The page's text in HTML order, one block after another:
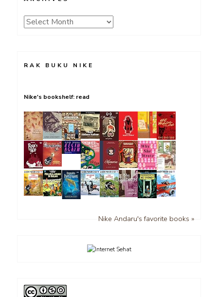
Archives
RAK BUKU NIKE
Nike's bookshelf: read
Nike Andaru's favorite books »